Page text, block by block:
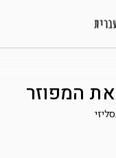
המפוזר